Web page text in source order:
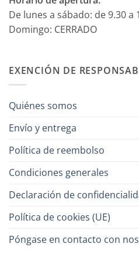
De lunes a sábado: de 9.30 a
Domingo: CERRADO
EXENCIÓN DE
Quiénes somos
Envío y entrega
Política de reembolso
Condiciones generales
Declaración de
Política de cookies (UE)
Póngase en contacto con